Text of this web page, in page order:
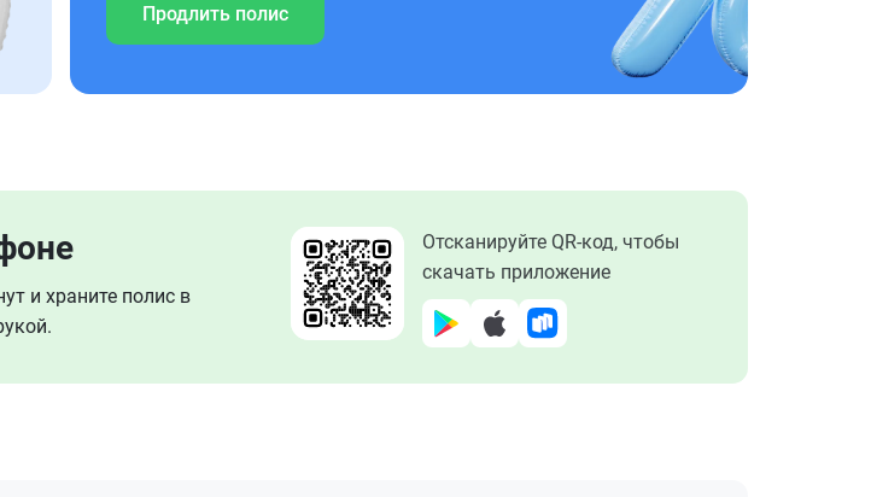
Продлить полис
и храните полис в
Отсканируйте QR-код, чтобы
скачать приложение